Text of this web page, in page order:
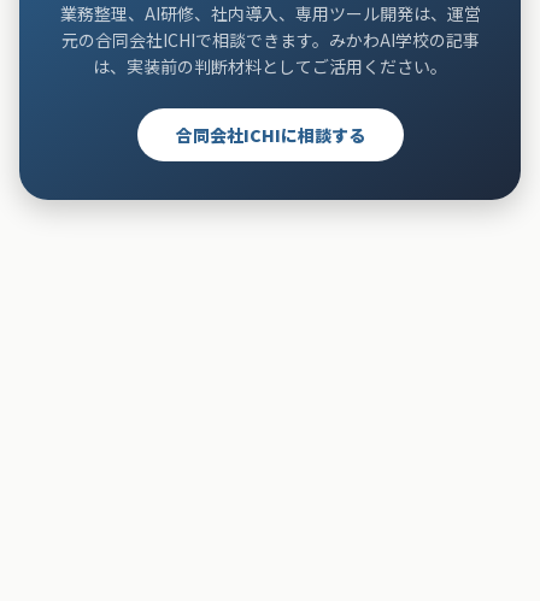
業務整理、AI研修、社内導入、専用ツール開発は、運営
元の合同会社ICHIで相談できます。 みかわAI学校の記事
は、実装前の判断材料としてご活用ください。
合同会社ICHIに相談する